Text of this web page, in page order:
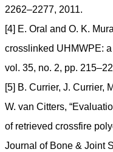
2262–2277, 2011.
[4] E. Oral and O. K.
crosslinked UHMWPE:
vol. 35, no. 2, pp.
[5] B. Currier, J. Currier,
W. van Citters,
of retrieved crossfire
Journal of Bone & Joint